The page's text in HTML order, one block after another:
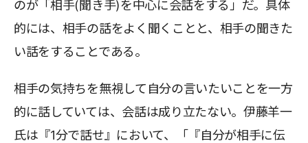
のが「相手(聞き手)を中心に会話をする」だ。具体
的には、相手の話をよく聞くことと、相手の聞きた
い話をすることである。
相手の気持ちを無視して自分の言いたいことを一方
的に話していては、会話は成り立たない。伊藤羊一
氏は『1分で話せ』において、「『自分が相手に伝